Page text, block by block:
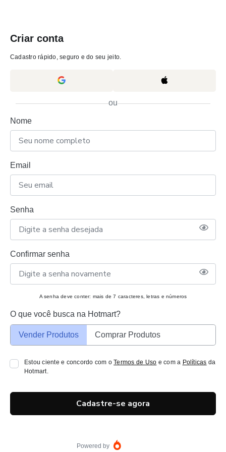
Criar conta
Cadastro rápido, seguro e do seu jeito.
ou
Nome
Email
Senha
Confirmar senha
A senha deve conter: mais de 7 caracteres, letras e números
O que você busca na Hotmart?
Vender Produtos Comprar Produtos
Estou ciente e concordo com oTermos de Uso e com a Políticas da
Hotmart.
Cadastre-se agora
Powered by